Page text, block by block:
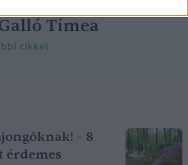
Tímea
cikkei
– 8
érdemes